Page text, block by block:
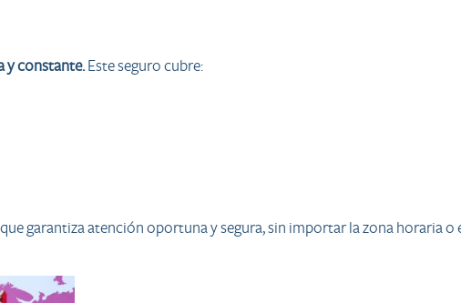
y constante.Este seguro cubre:
que garantiza atención oportuna y segura, sin importar la zona horaria o